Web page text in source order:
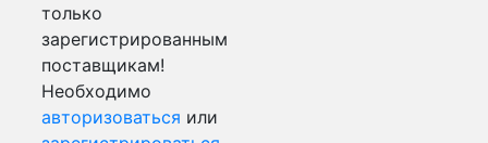
только
зарегистрированным
поставщикам!
Необходимо
авторизоваться или